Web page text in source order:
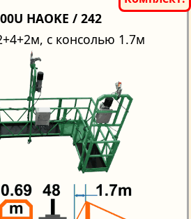
HAOKE / 242
с консолью 1.7м